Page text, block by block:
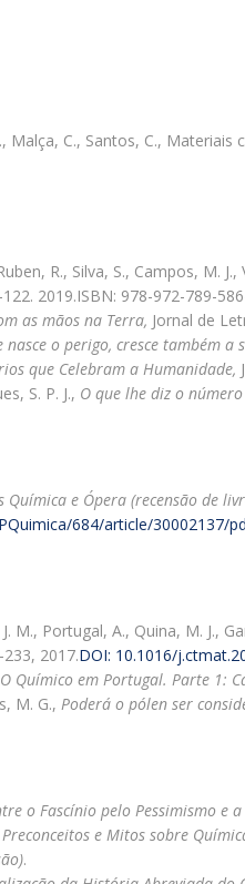
Malça, C., Santos, C.,
R., Silva, S., Campos, M. J.,
2019.ISBN: 978-972-789-
as mãos na Terra, Jornal de
nasce o perigo, cresce também a
que Celebram a Humanidade,
S. P. J., O que lhe diz o número
Química e Ópera (recensão de
684/article/30002137/
M., Portugal, A., Quina, M. J.,
2017.DOI: 10.1016/
O Químico em Portugal. Parte 1:
M. G., Poderá o pólen ser
o Fascínio pelo Pessimismo e
e Mitos sobre
.